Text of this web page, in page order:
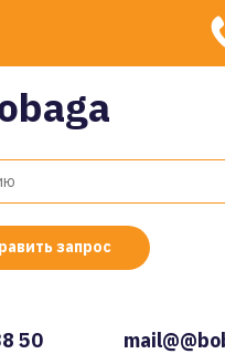
запрос
50